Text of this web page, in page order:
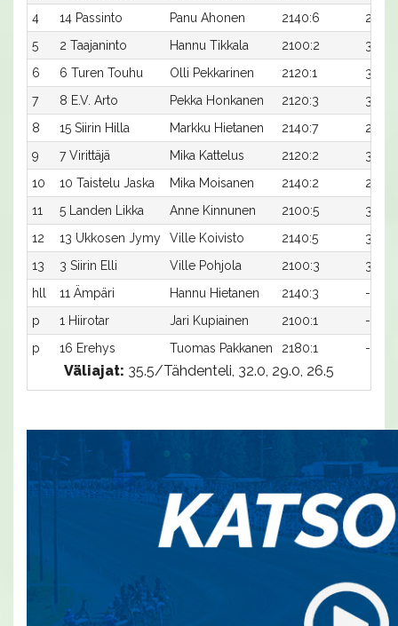
4
14 Passinto Panu Ahonen 2140:6
28,7
5
2 Taajaninto Hannu Tikkala 2100:2
30,7
6
6 Turen Touhu Olli Pekkarinen 2120:1
30,0
7
8 E.V. Arto Pekka Honkanen 2120:3
30,0
8
15 Siirin Hilla Markku Hietanen 2140:7
29,5
9
7 Virittäjä Mika Kattelus 2120:2
30,4
10
10 Taistelu Jaska Mika Moisanen 2140:2
29,6
11
5 Landen Likka Anne Kinnunen 2100:5
31,4x
12
13 Ukkosen Jymy Ville Koivisto 2140:5
30,0x
13
3 Siirin Elli Ville Pohjola 2100:3
33,3
hll
11 Ämpäri Hannu Hietanen 2140:3
-
p
1 Hiirotar Jari Kupiainen 2100:1
-
p
16 Erehys Tuomas Pakkanen 2180:1 -
Väliajat: 35.5/Tähdenteli, 32.0, 29.0, 26.5